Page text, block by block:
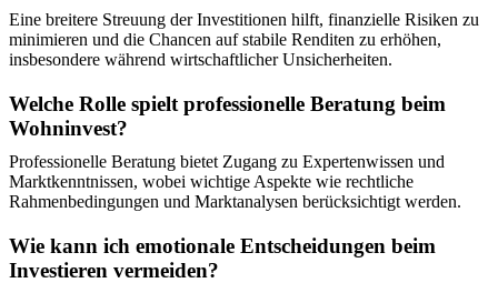
Eine breitere Streuung der Investitionen hilft, finanzielle Risiken zu
minimieren und die Chancen auf stabile Renditen zu erhöhen,
insbesondere während wirtschaftlicher Unsicherheiten.
Welche Rolle spielt professionelle Beratung beim
Wohninvest?
Professionelle Beratung bietet Zugang zu Expertenwissen und
Marktkenntnissen, wobei wichtige Aspekte wie rechtliche
Rahmenbedingungen und Marktanalysen berücksichtigt werden.
Wie kann ich emotionale Entscheidungen beim
Investieren vermeiden?